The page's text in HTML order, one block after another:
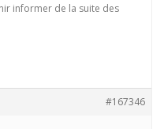
informer de la suite des
#167346